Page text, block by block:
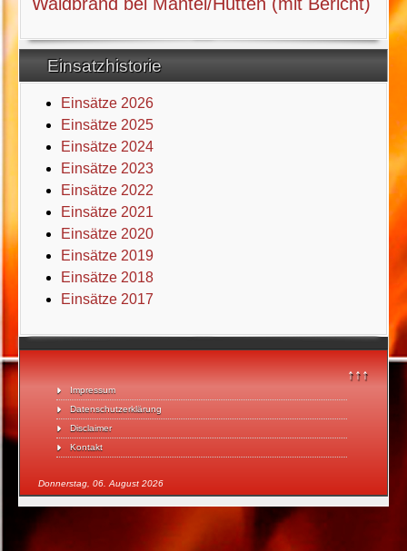
↑↑↑
Impressum
Datenschutzerklärung
Disclaimer
Kontakt
Donnerstag, 06. August 2026
Einsatzhistorie
Einsätze 2026
Einsätze 2025
Einsätze 2024
Einsätze 2023
Einsätze 2022
Einsätze 2021
Einsätze 2020
Einsätze 2019
Einsätze 2018
Einsätze 2017